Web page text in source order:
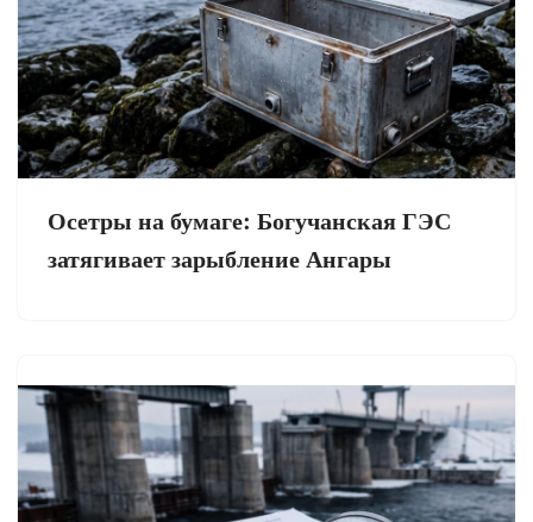
Осетры на бумаге: Богучанская ГЭС
затягивает зарыбление Ангары